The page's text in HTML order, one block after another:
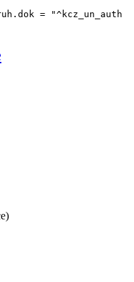
= "^kcz_un_auth